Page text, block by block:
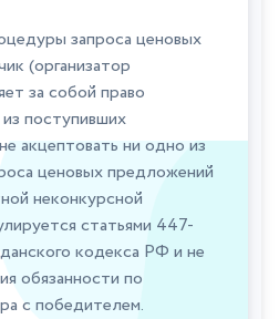
запроса ценовых
(организатор
за собой право
поступивших
акцептовать ни одно из
ценовых предложений
неконкурсной
статьями 447-
кодекса РФ и не
обязанности по
с победителем.